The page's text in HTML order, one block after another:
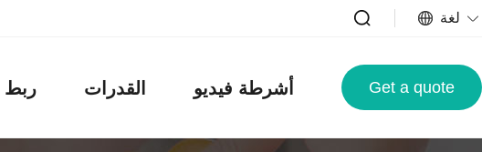
لغة
Get a quote ربط القدرات أشرطة فيديو